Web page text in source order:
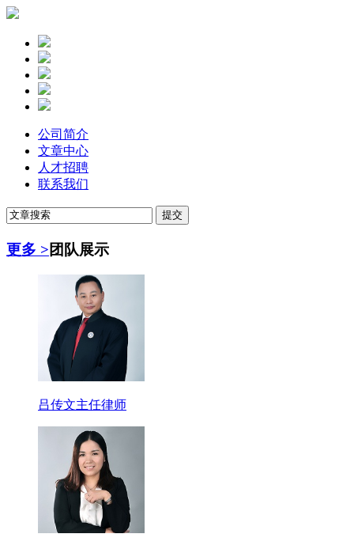
公司简介
文章中心
人才招聘
联系我们
更多 >团队展示
吕传文主任律师